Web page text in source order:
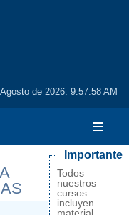
de 2026. 9:57:58 AM
Importante
Todos
nuestros
cursos
incluyen